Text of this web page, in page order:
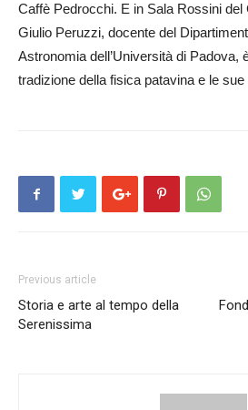
Caffè Pedrocchi. E in Sala Rossini del
Giulio Peruzzi, docente del
Astronomia dell’Uni­versità di Padova,
tradizione della fisica patavina e le sue
Previous article
Storia e arte al tempo della
Serenissima